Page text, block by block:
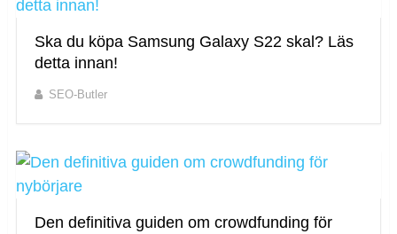
Ska du köpa Samsung Galaxy S22 skal? Läs
detta innan!
SEO-Butler
Den definitiva guiden om crowdfunding för